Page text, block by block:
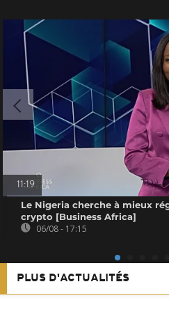
11:19
Le Nigeria cherche à mieux
crypto [Business Africa]
06/08 - 17:15
PLUS D'ACTUALITÉS